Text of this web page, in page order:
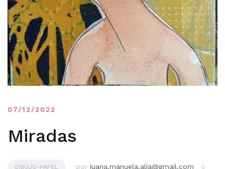
07/12/2022
Miradas
DIBUJO-PAPEL por juana.manuela.alia@gmail.com 0